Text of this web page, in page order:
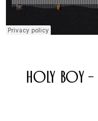
Holy Boy